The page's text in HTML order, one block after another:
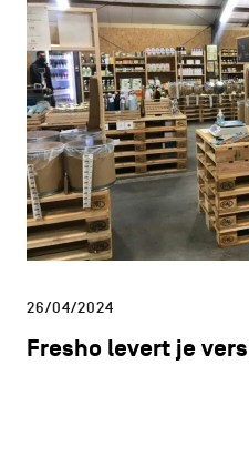
26/04/2024
Fresho levert je